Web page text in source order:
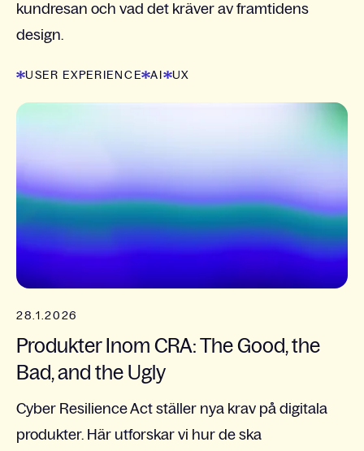
kundresan och vad det kräver av framtidens
design.
USER EXPERIENCE AI UX
28.1.2026
Produkter Inom CRA: The Good, the
Bad, and the Ugly
Cyber Resilience Act ställer nya krav på digitala
produkter. Här utforskar vi hur de ska